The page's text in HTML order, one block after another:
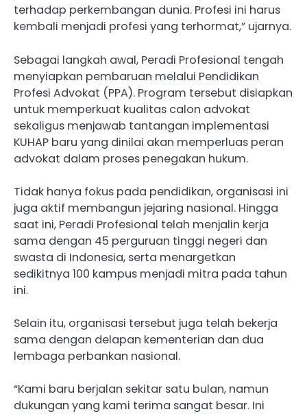
terhadap perkembangan dunia. Profesi ini harus
kembali menjadi profesi yang terhormat,” ujarnya.
Sebagai langkah awal, Peradi Profesional tengah
menyiapkan pembaruan melalui Pendidikan
Profesi Advokat (PPA). Program tersebut disiapkan
untuk memperkuat kualitas calon advokat
sekaligus menjawab tantangan implementasi
KUHAP baru yang dinilai akan memperluas peran
advokat dalam proses penegakan hukum.
Tidak hanya fokus pada pendidikan, organisasi ini
juga aktif membangun jejaring nasional. Hingga
saat ini, Peradi Profesional telah menjalin kerja
sama dengan 45 perguruan tinggi negeri dan
swasta di Indonesia, serta menargetkan
sedikitnya 100 kampus menjadi mitra pada tahun
ini.
Selain itu, organisasi tersebut juga telah bekerja
sama dengan delapan kementerian dan dua
lembaga perbankan nasional.
“Kami baru berjalan sekitar satu bulan, namun
dukungan yang kami terima sangat besar. Ini